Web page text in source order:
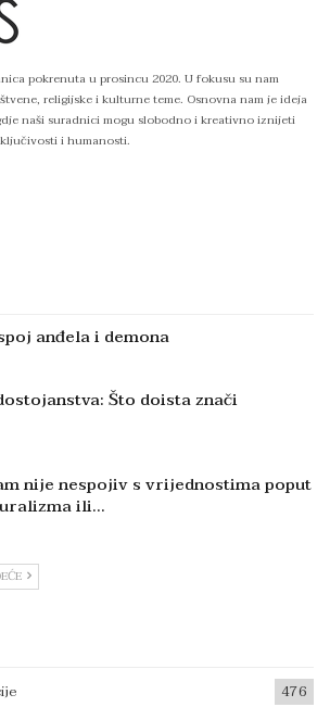
pokrenuta u prosincu 2020. U fokusu su nam
religijske i kulturne teme. Osnovna nam je ideja
naši suradnici mogu slobodno i kreativno iznijeti
i humanosti.
anđela i demona
Što doista znači
nije nespojiv s vrijednostima poput
ili…
476